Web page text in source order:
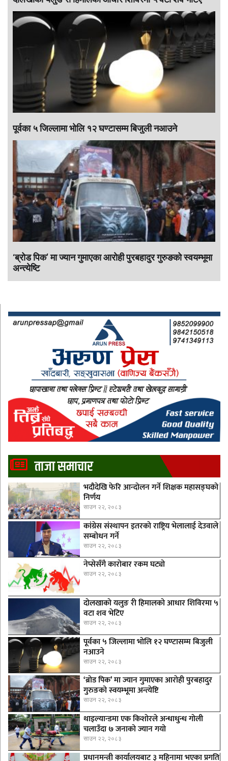
पूर्वका ५ जिल्लामा भाेलि १२ घण्टासम्म बिजुली नआउने
‘ब्रोड पिक’ मा ज्यान गुमाएका आराेही पुरबहादुर गुरुङको स्वयम्भूमा
अन्त्येष्टि
ताजा समाचार
भदौदेखि फेरि आन्दोलन गर्ने शिक्षक महासङ्घको
निर्णय
साउन २२, २०८३
कांग्रेस संस्थापन इतरको राष्ट्रिय भेलालाई देउवाले
सम्बोधन गर्ने
साउन २२, २०८३
नेप्सेसँगै काराेबार रकम घट्याे
साउन २२, २०८३
दोलखाको यलुङ री हिमालको आधार शिविरमा ५
वटा शव भेटिए
साउन २२, २०८३
पूर्वका ५ जिल्लामा भाेलि १२ घण्टासम्म बिजुली
नआउने
साउन २२, २०८३
‘ब्रोड पिक’ मा ज्यान गुमाएका आराेही पुरबहादुर
गुरुङको स्वयम्भूमा अन्त्येष्टि
साउन २२, २०८३
थाइल्यान्डमा एक किशोरले अन्धाधुन्ध गोली
चलाउँदा ७ जनाको ज्यान गयो
साउन २२, २०८३
प्रधानमन्त्री कार्यालयबाट ३ महिनामा भएका प्रगति